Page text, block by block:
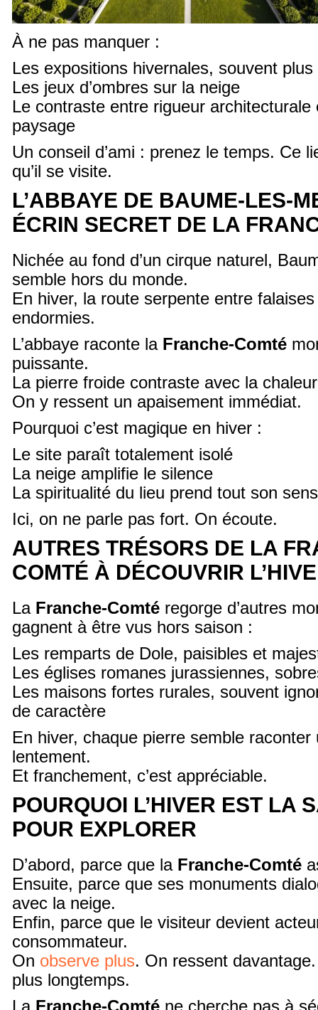
À ne pas manquer :
Les expositions hivernales, souvent
Les jeux d’ombres sur la neige
Le contraste entre rigueur architecturale
paysage
Un conseil d’ami : prenez le temps. Ce
qu’il se visite.
L’ABBAYE DE BAUME-LES-
ÉCRIN SECRET DE LA
Nichée au fond d’un cirque naturel,
semble hors du monde.
En hiver, la route serpente entre
endormies.
L’abbaye raconte la Franche-Comté
puissante.
La pierre froide contraste avec la
On y ressent un apaisement immédiat.
Pourquoi c’est magique en hiver :
Le site paraît totalement isolé
La neige amplifie le silence
La spiritualité du lieu prend tout son sens
Ici, on ne parle pas fort. On écoute.
AUTRES TRÉSORS DE LA
COMTÉ À DÉCOUVRIR
La Franche-Comté regorge d’autres
gagnent à être vus hors saison :
Les remparts de Dole, paisibles et
Les églises romanes jurassiennes,
Les maisons fortes rurales, souvent
de caractère
En hiver, chaque pierre semble raconter
lentement.
Et franchement, c’est appréciable.
POURQUOI L’HIVER EST LA
POUR EXPLORER
D’abord, parce que la Franche-Comté
Ensuite, parce que ses monuments
avec la neige.
Enfin, parce que le visiteur devient
consommateur.
On observe plus. On ressent
plus longtemps.